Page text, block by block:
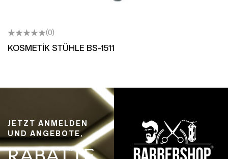
(0)
KOSMETİK STÜHLE BS-1511
JETZT ANMELDEN
UND ANGEBOTE,